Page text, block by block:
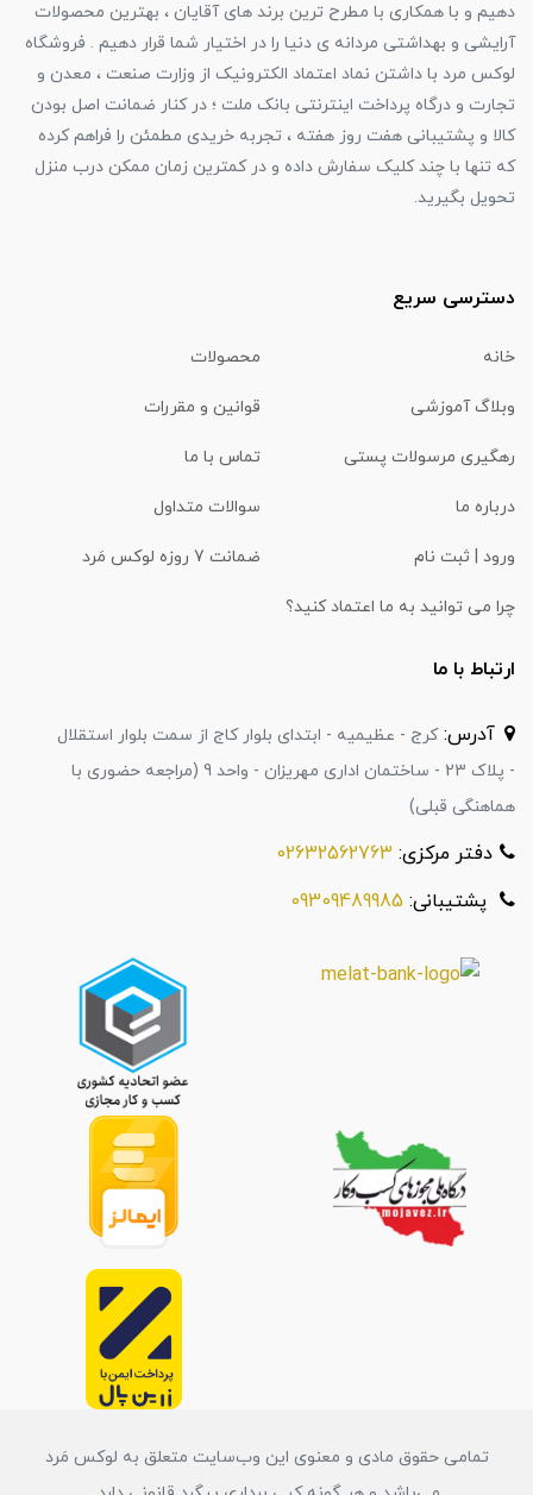
دهیم و با همکاری با مطرح ترین برند های آقایان ، بهترین محصولات
آرایشی و بهداشتی مردانه ی دنیا را در اختیار شما قرار دهیم . فروشگاه
لوکس مرد با داشتن نماد اعتماد الکترونیک از وزارت صنعت ، معدن و
تجارت و درگاه پرداخت اینترنتی بانک ملت ؛ در کنار ضمانت اصل بودن
کالا و پشتیبانی هفت روز هفته ، تجربه خریدی مطمئن را فراهم کرده
که تنها با چند کلیک سفارش داده و در کمترین زمان ممکن درب منزل
تحویل بگیرید.
دسترسی سریع
خانه محصولات
وبلاگ آموزشی قوانین و مقررات
رهگیری مرسولات پستی تماس با ما
درباره ما سوالات متداول
ورود | ثبت نام ضمانت 7 روزه لوکس مَرد
چرا می توانید به ما اعتماد کنید؟
ارتباط با ما
آدرس:کرج - عظیمیه - ابتدای بلوار کاج از سمت بلوار استقلال
- پلاک 23 - ساختمان اداری مهریزان - واحد 9 (مراجعه حضوری با
هماهنگی قبلی)
دفتر مرکزی: 02632562763
پشتیبانی: 09309489985
تمامی حقوق مادی و معنوی این وب‌سایت متعلق به لوکس مَرد